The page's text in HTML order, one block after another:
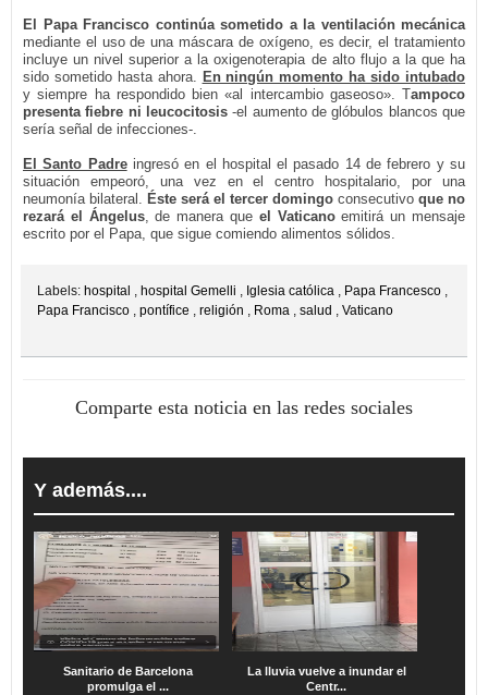
El Papa Francisco continúa sometido a la ventilación mecánica
mediante el uso de una máscara de oxígeno, es decir, el tratamiento
incluye un nivel superior a la oxigenoterapia de alto flujo a la que ha
sido sometido hasta ahora. En ningún momento ha sido intubado
y siempre ha respondido bien «al intercambio gaseoso». Tampoco
presenta fiebre ni leucocitosis-el aumento de glóbulos blancos que
sería señal de infecciones-.
El Santo Padreingresó en el hospital el pasado 14 de febrero y su
situación empeoró, una vez en el centro hospitalario, por una
neumonía bilateral. Éste será el tercer domingo consecutivo que no
rezará el Ángelus, de manera que el Vaticanoemitirá un mensaje
escrito por el Papa, que sigue comiendo alimentos sólidos.
Labels: hospital , hospital Gemelli , Iglesia católica , Papa Francesco ,
Papa Francisco , pontífice , religión , Roma , salud , Vaticano
Comparte esta noticia en las redes sociales
Y además....
Sanitario de Barcelona
promulga el ...
La lluvia vuelve a inundar el
Centr...